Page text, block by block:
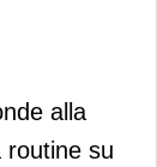
alla
routine su